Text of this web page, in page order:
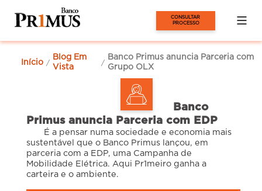
CONSULTAR
PROCESSO
Início /
Blog Em
Vista
/
Banco Primus anuncia Parceria com
Grupo OLX
Banco
Primus anuncia Parceria com EDP
É a pensar numa sociedade e economia mais
sustentável que o Banco Primus lançou, em
parceria com a EDP, uma Campanha de
Mobilidade Elétrica. Aqui Pr1meiro ganha a
carteira e o ambiente.